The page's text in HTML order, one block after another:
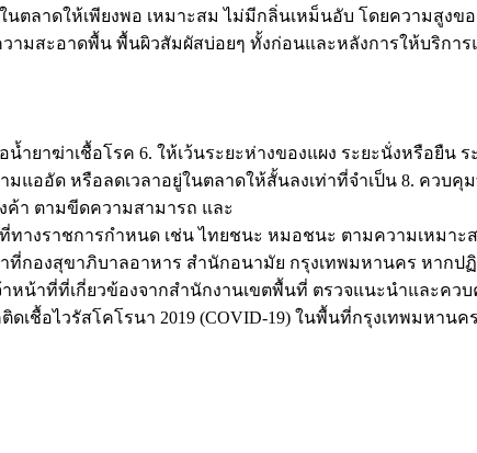
ตลาดให้เพียงพอ เหมาะสม ไม่มีกลิ่นเหม็นอับ โดยความสูง
ามสะอาดพื้น พื้นผิวสัมผัสบ่อยๆ ทั้งก่อนและหลังการให้บริกา
ยาฆ่าเชื้อโรค 6. ให้เว้นระยะห่างของแผง ระยะนั่งหรือยืน
แออัด หรือลดเวลาอยู่ในตลาดให้สั้นลงเท่าที่จำเป็น 8. ควบ
ค้า ตามขีดความสามารถ และ
างราชการกำหนด เช่น ไทยชนะ หมอชนะ ตามความเหมา
ที่กองสุขาภิบาลอาหาร สำนักอนามัย กรุงเทพมหานคร หาก
หน้าที่ที่เกี่ยวข้องจากสำนักงานเขตพื้นที่ ตรวจแนะนำและค
เชื้อไวรัสโคโรนา 2019 (COVID-19) ในพื้นที่กรุงเทพมหานคร